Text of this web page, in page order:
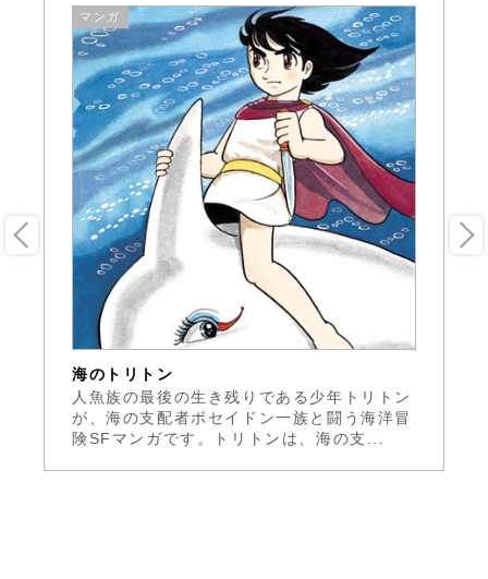
マンガ
海のトリトン
人魚族の最後の生き残りである少年トリトン
が、海の支配者ポセイドン一族と闘う海洋冒
険SFマンガです。トリトンは、海の支...